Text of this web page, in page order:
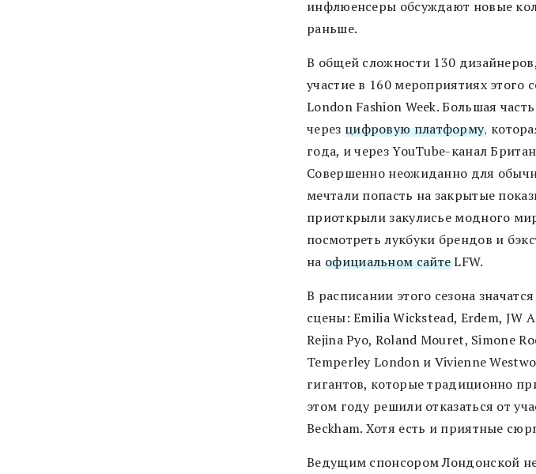
инфлюенсеры обсуждают новые
раньше.
В общей сложности 130
участие в 160 мероприятиях этого
London Fashion Week. Большая
через цифровую платформу,
года, и через YouTube-канал
Совершенно неожиданно для
мечтали попасть на закрытые
приоткрыли закулисье модного
посмотреть лукбуки брендов и
на официальном сайтеLFW.
В расписании этого сезона
сцены: Emilia Wickstead, Erdem, JW
Rejina Pyo, Roland Mouret, Simone
Temperley London и Vivienne
гигантов, которые традиционно
этом году решили отказаться от
Beckham. Хотя есть и приятные
Ведущим спонсором Лондонской